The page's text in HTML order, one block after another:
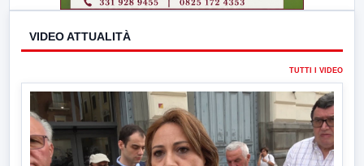
VIDEO ATTUALITÀ
TUTTI I VIDEO